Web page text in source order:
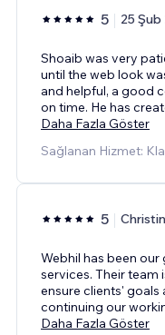
5 25
Shoaib was very
until the web look
and helpful, a good
on time. He has
Daha Fazla Göster
Sağlanan Hizmet:
5
Webhil has been
services. Their team
ensure clients' goals
continuing our
Daha Fazla Göster